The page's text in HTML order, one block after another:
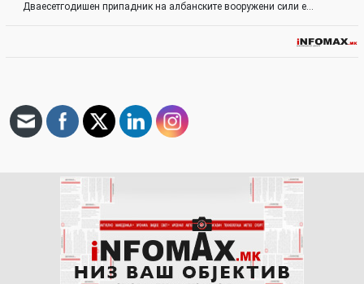
Дваесетгодишен припадник на албанските вооружени сили е…